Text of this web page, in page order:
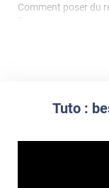
colle
et la colle.
Comment poser du
Tuto :